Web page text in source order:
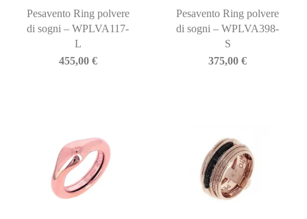
Pesavento Ring polvere
di sogni – WPLVA117-
L
455,00 €
Pesavento Ring polvere
di sogni – WPLVA398-
S
375,00€